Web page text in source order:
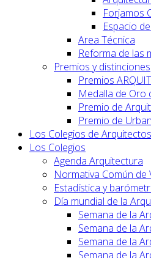
Forjamos
Espacio
Area Técnica
Reforma de las
Premios y distinciones
Premios
Medalla de Oro
Premio de
Premio de
Los Colegios de Arquitectos
Los Colegios
Agenda Arquitectura
Normativa Común de
Estadística y
Día mundial de la
Semana de la
Semana de la
Semana de la
Semana de la